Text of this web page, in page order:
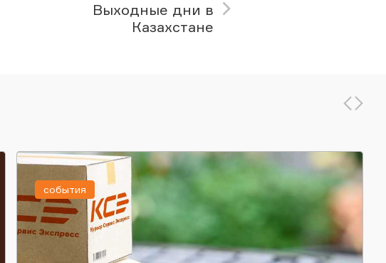
Выходные дни в
Казахстане
события